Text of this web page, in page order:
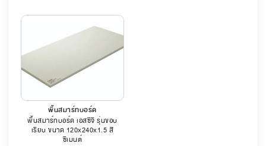
พื้นสมาร์ทบอร์ด
พื้นสมาร์ทบอร์ด เอสซีจี รุ่นขอบ
เรียบ ขนาด 120x240x1.5 สี
ซีเมนต์